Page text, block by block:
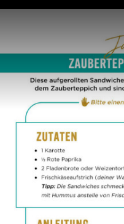
Disney Prinzessin
News Musik
Disney Prinzessin -